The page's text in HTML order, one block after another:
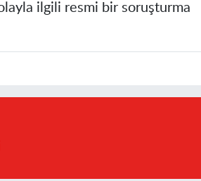
ilgili resmi bir soruşturma